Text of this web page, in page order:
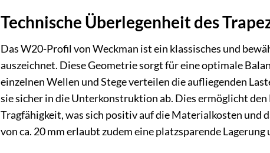
Technische Überlegenheit des
Das W20-Profil von Weckman ist ein klassisches und
auszeichnet. Diese Geometrie sorgt für eine optimale
einzelnen Wellen und Stege verteilen die aufliegenden
sie sicher in die Unterkonstruktion ab. Dies ermöglicht
Tragfähigkeit, was sich positiv auf die Materialkosten und
von ca. 20 mm erlaubt zudem eine platzsparende